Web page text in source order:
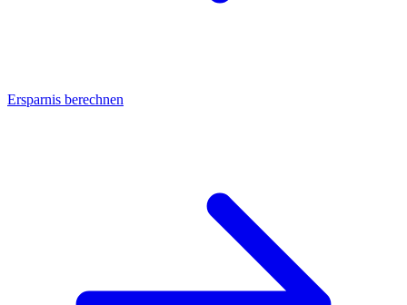
Ersparnis berechnen